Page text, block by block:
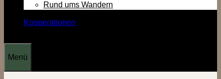
Rund ums Wandern
Kooperationen
Menü